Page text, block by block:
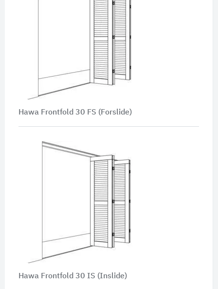
Hawa Frontfold 30 FS (Forslide)
Hawa Frontfold 30 IS (Inslide)